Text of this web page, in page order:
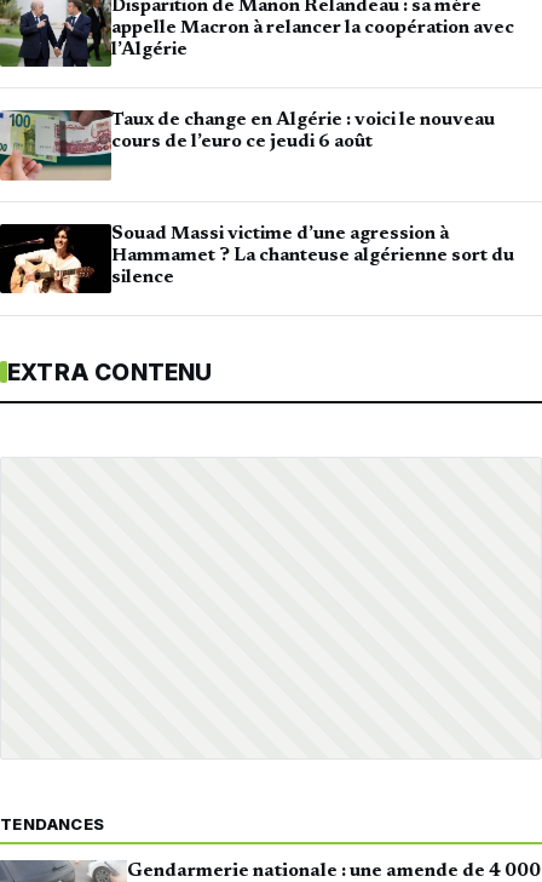
Disparition de Manon Relandeau : sa mère
appelle Macron à relancer la coopération avec
l’Algérie
Taux de change en Algérie : voici le nouveau
cours de l’euro ce jeudi 6 août
Souad Massi victime d’une agression à
Hammamet ? La chanteuse algérienne sort du
silence
EXTRA CONTENU
TENDANCES
Gendarmerie nationale : une amende de 4 000